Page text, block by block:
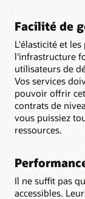
Facilité de
L'élasticité et
l'infrastructure
utilisateurs de
Vos services
pouvoir offrir
contrats de
vous puissiez
ressources.
Il ne suffit pas
accessibles.